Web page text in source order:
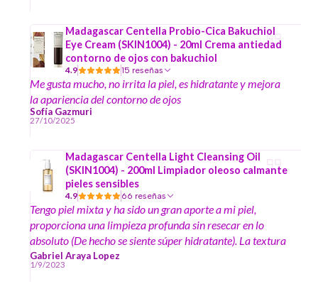
Madagascar Centella Probio-Cica Bakuchiol
Eye Cream (SKIN1004) - 20ml Crema antiedad
contorno de ojos con bakuchiol
4.9 15 reseñas
Me gusta mucho, no irrita la piel, es hidratante y mejora
la apariencia del contorno de ojos
Sofía Gazmuri
27/10/2025
Madagascar Centella Light Cleansing Oil
(SKIN1004) - 200ml Limpiador oleoso calmante
pieles sensibles
4.9 66 reseñas
Tengo piel mixta y ha sido un gran aporte a mi piel,
proporciona una limpieza profunda sin resecar en lo
absoluto (De hecho se siente súper hidratante). La textura
es súper ligera y emulsiona muy bien. A ayudado a
reducir la sensibilidad de mi piel y a recuperar su barrera
Gabriel Araya Lopez
1/9/2023